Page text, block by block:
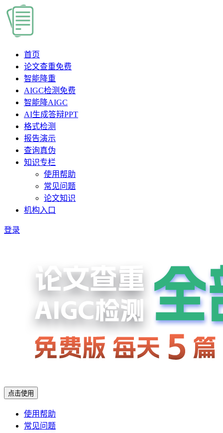
首页
论文查重免费
智能降重
AIGC检测 免费
智能降AIGC
AI生成答辩PPT
格式检测
报告演示
查询真伪
知识专栏
使用帮助
常见问题
论文知识
机构入口
登录
点击使用
使用帮助
常见问题